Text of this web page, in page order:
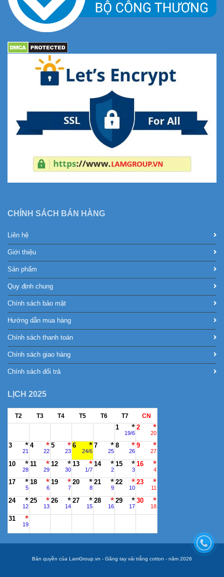
CHÍNH SÁCH BÁN HÀNG
Liên hệ
Giới thiệu
Sản phẩm
Quy định chung
Chính sách bảo mật
Hướng dẫn mua hàng
Chính sách thanh toán
Chính sách giao hàng
Chính sách đổi trả
LỊCH 2025
T2 T3 T4 T5 T6 T7 CN
1
19/6
2
20
3
21
4
22
5
23
6
24/6
7
25
8
26
9
27
10
28
11
29
12
30
13
1/7
14
2
15
3
16
4
17
5
18
6
19
7
20
8
21
9
22
10
23
11
24
12
25
13
26
14
27
15
28
16
29
17
30
18
31
19
Bản quyền của LamGroup.vn - Găng tay vải trắng cotton - năm 2026